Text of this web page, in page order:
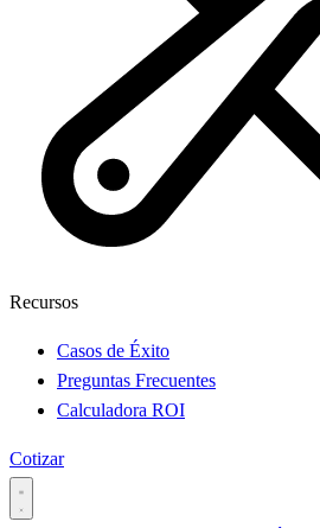
Recursos
Casos de Éxito
Preguntas Frecuentes
Calculadora ROI
Cotizar